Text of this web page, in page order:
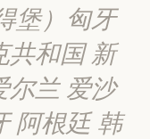
堡）匈牙
共和国 新
尔兰 爱沙
阿根廷 韩